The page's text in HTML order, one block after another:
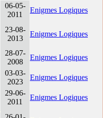
06-05-
2011
Enigmes Logiques
23-08-
2013
Enigmes Logiques
28-07-
2008
Enigmes Logiques
03-03-
2023
Enigmes Logiques
29-06-
2011
Enigmes Logiques